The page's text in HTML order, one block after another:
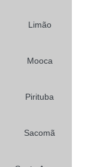
Limão
Mooca
Pirituba
Sacomã